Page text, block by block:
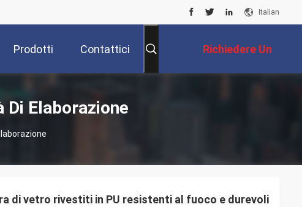
Italian
Prodotti Contattici Richiedere Un
Preventivo
Elaborazione
di vetro rivestiti in PU resistenti al fuoco e durevoli